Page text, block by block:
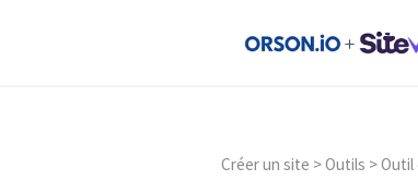
Créer un site > Outils >